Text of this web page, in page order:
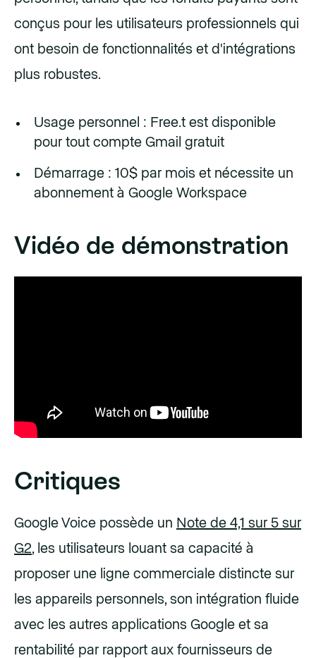
conçus pour les utilisateurs professionnels qui
ont besoin de fonctionnalités et d'intégrations
plus robustes.
Usage personnel : Free.t est disponible
pour tout compte Gmail gratuit
Démarrage : 10$ par mois et nécessite un
abonnement à Google Workspace
Vidéo de démonstration
Critiques
Google Voice possède un Note de 4,1 sur 5 sur
G2, les utilisateurs louant sa capacité à
proposer une ligne commerciale distincte sur
les appareils personnels, son intégration fluide
avec les autres applications Google et sa
rentabilité par rapport aux fournisseurs de